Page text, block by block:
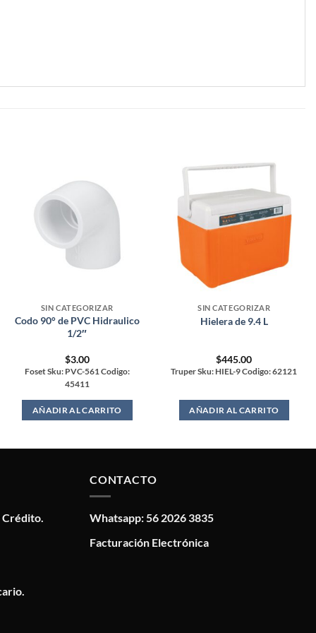
SIN CATEGORIZAR
Codo 90° de PVC Hidraulico
1/2″
$3.00
Foset Sku: PVC-561 Codigo:
45411
AÑADIR AL CARRITO
SIN CATEGORIZAR
Hielera de 9.4 L
$445.00
Truper Sku: HIEL-9 Codigo: 62121
AÑADIR AL CARRITO
Crédito.
CONTACTO
Whatsapp: 56 2026 3835
Facturación Electrónica